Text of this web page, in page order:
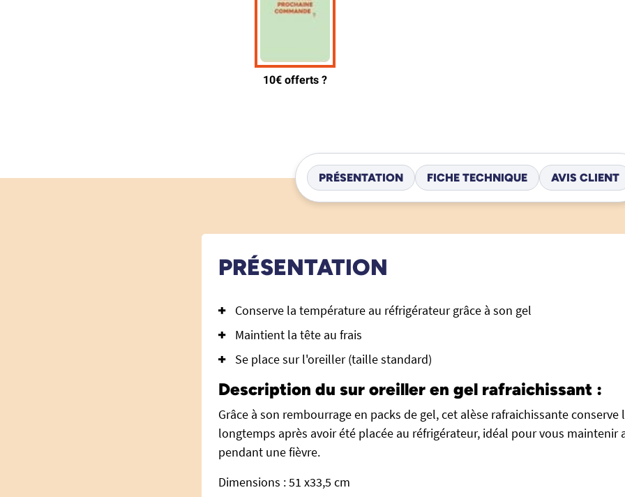
PRÉSENTATION FICHE TECHNIQUE AVIS CLIENT
PRÉSENTATION
Conserve la température au réfrigérateur grâce à son gel
Maintient la tête au frais
Se place sur l'oreiller (taille standard)
Description du sur oreiller en gel rafraichissant :
Grâce à son rembourrage en packs de gel, cet alèse rafraichissante conserve
longtemps après avoir été placée au réfrigérateur, idéal pour vous maintenir
pendant une fièvre.
Dimensions :51 x33,5 cm